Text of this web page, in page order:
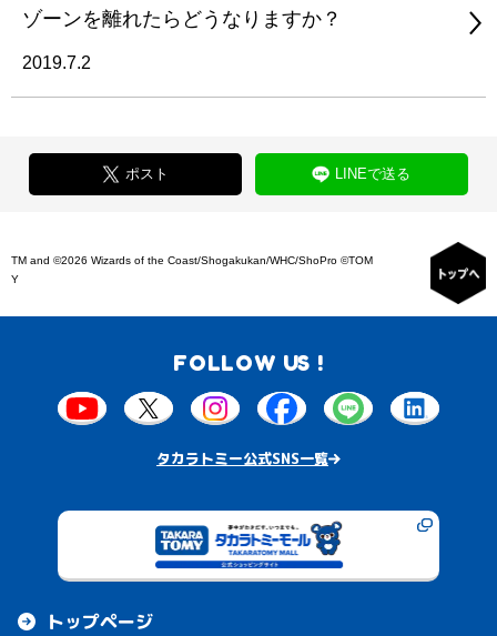
ゾーンを離れたらどうなりますか？
2019.7.2
ポスト LINEで送る
TM and ©2026 Wizards of the Coast/Shogakukan/WHC/ShoPro ©TOM
Y
FOLLOW US !
タカラトミー公式SNS一覧
トップページ